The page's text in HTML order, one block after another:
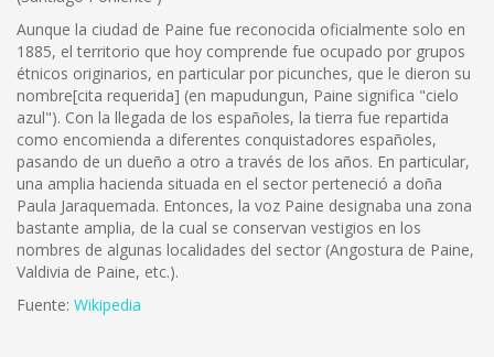
Aunque la ciudad de Paine fue reconocida oficialmente solo en
1885, el territorio que hoy comprende fue ocupado por grupos
étnicos originarios, en particular por picunches, que le dieron su
nombre[cita requerida] (en mapudungun, Paine significa "cielo
azul"). Con la llegada de los españoles, la tierra fue repartida
como encomienda a diferentes conquistadores españoles,
pasando de un dueño a otro a través de los años. En particular,
una amplia hacienda situada en el sector perteneció a doña
Paula Jaraquemada. Entonces, la voz Paine designaba una zona
bastante amplia, de la cual se conservan vestigios en los
nombres de algunas localidades del sector (Angostura de Paine,
Valdivia de Paine, etc.).
Fuente: Wikipedia